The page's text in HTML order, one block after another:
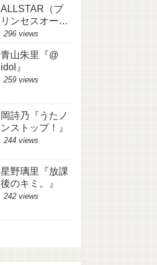
ALLSTAR（プ
リンセスオール
スター）』
296 views
青山朱里『@
idol』
259 views
岡詩乃『うたノ
ンストップ！』
244 views
星野璃里『放課
後のキミ。』
242 views